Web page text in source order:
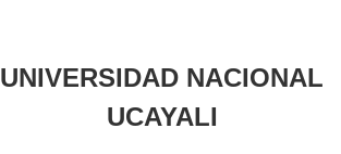
UNIVERSIDAD NACIONAL
UCAYALI